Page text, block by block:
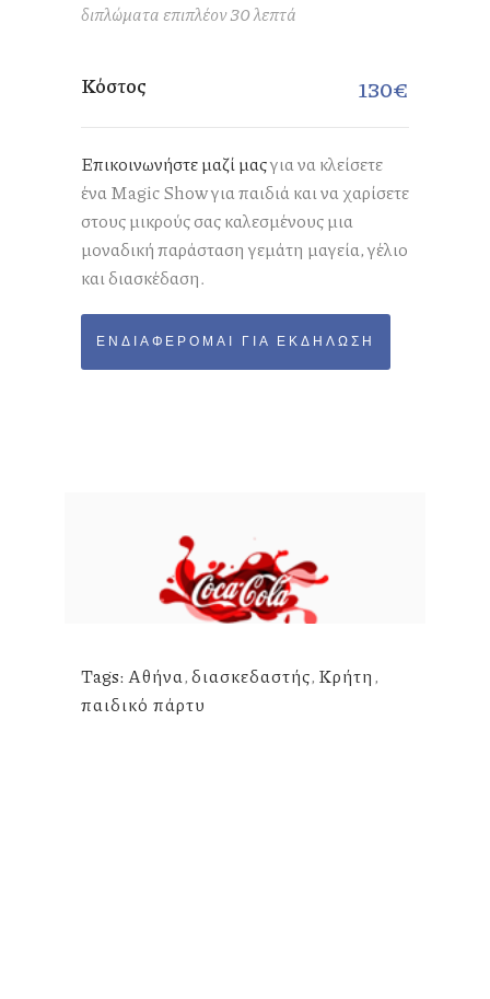
διπλώματα επιπλέον 30 λεπτά
Κόστος 130€
Επικοινωνήστε μαζί μαςγια να κλείσετε
ένα Magic Show για παιδιά και να χαρίσετε
στους μικρούς σας καλεσμένους μια
μοναδική παράσταση γεμάτη μαγεία, γέλιο
και διασκέδαση.
ΕΝΔΙΑΦΈΡΟΜΑΙ ΓΙΑ ΕΚΔΉΛΩΣΗ
Tags: Αθήνα,διασκεδαστής, Κρήτη,
παιδικό πάρτυ